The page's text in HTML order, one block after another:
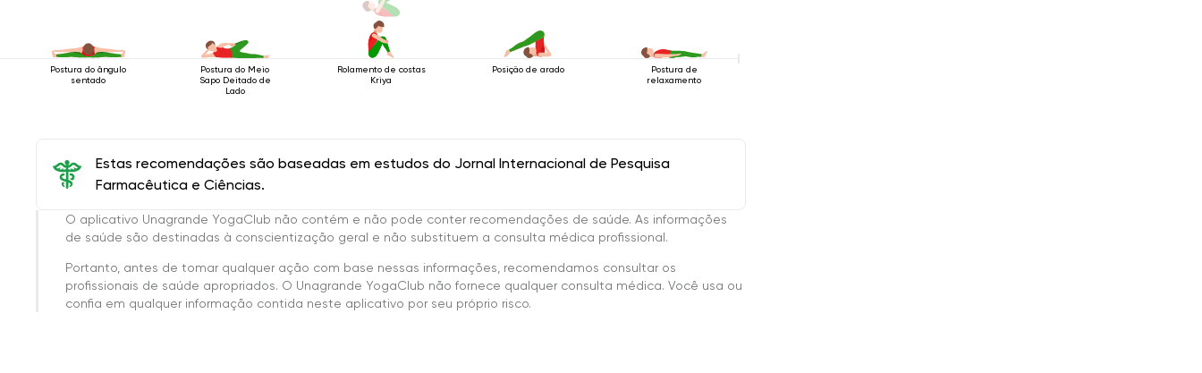
Postura do ângulo
sentado
Postura do Meio
Sapo Deitado de
Lado
Rolamento de costas
Kriya
Posição de arado
Postura de
relaxamento
Estas recomendações são baseadas em estudos do Jornal Internacional de Pesquisa
Farmacêutica e Ciências.
O aplicativo Unagrande YogaClub não contém e não pode conter recomendações de saúde. As informações
de saúde são destinadas à conscientização geral e não substituem a consulta médica profissional.
Portanto, antes de tomar qualquer ação com base nessas informações, recomendamos consultar os
profissionais de saúde apropriados. O Unagrande YogaClub não fornece qualquer consulta médica. Você usa ou
confia em qualquer informação contida neste aplicativo por seu próprio risco.